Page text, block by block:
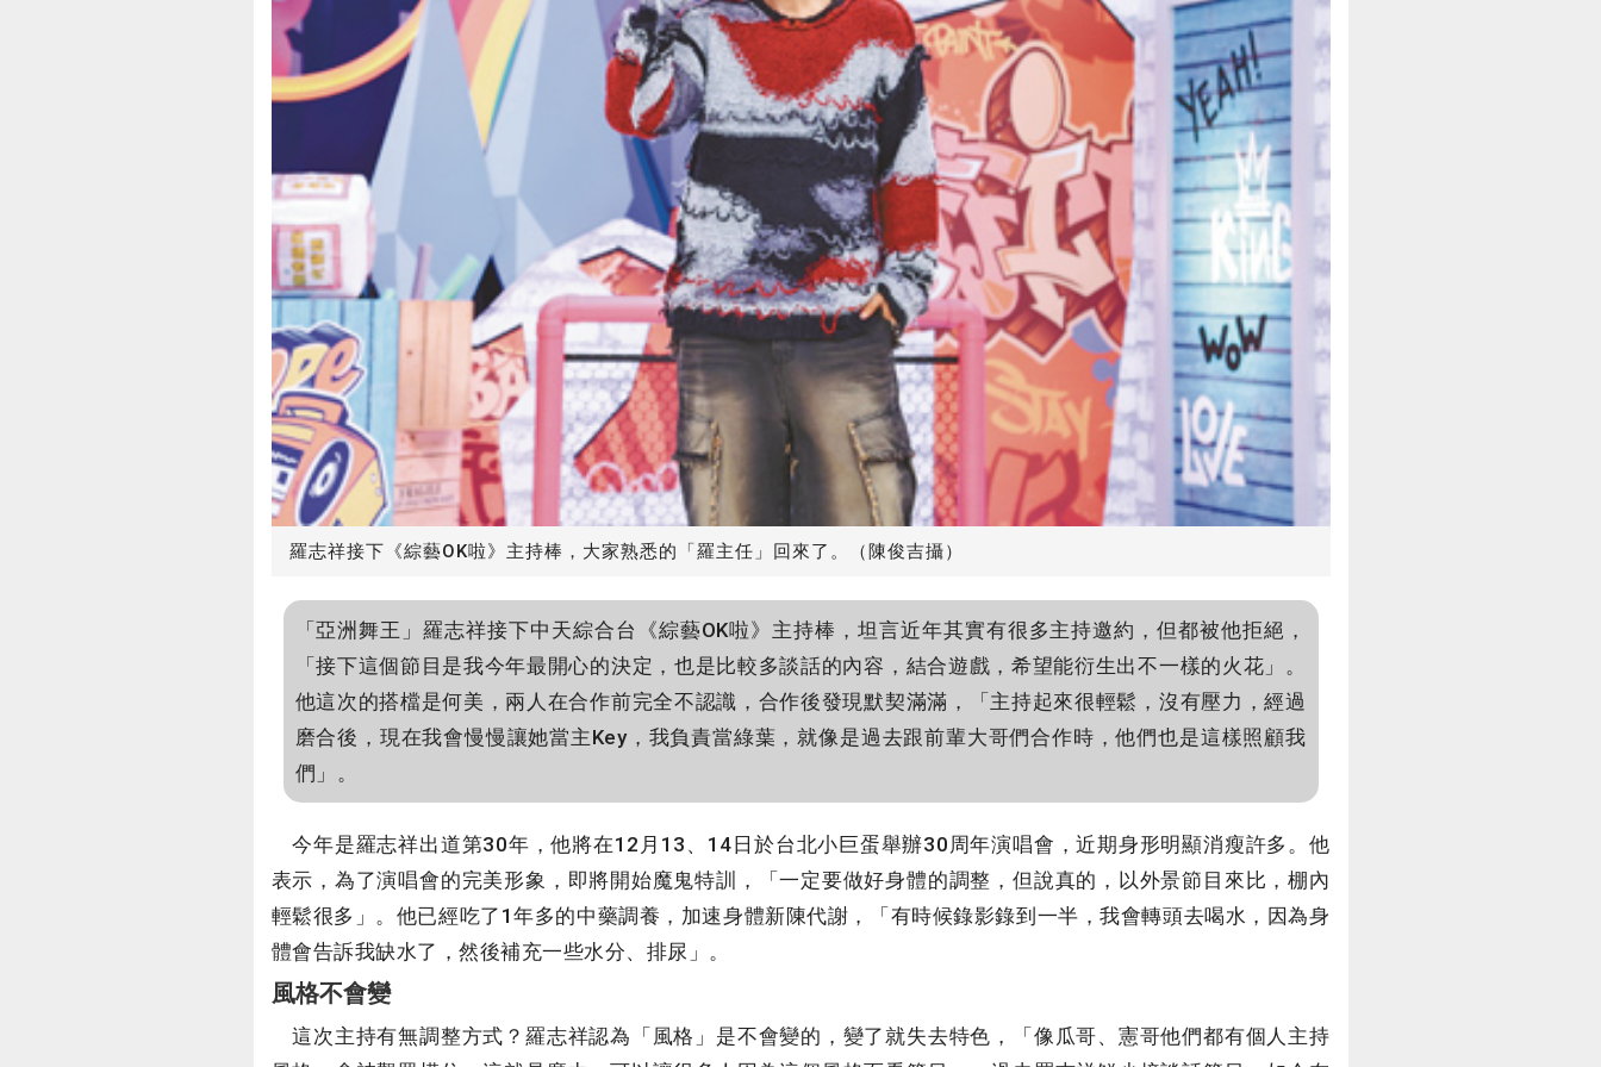
羅志祥接下《綜藝OK啦》主持棒，大家熟悉的「羅主任」回來了。（陳俊吉攝）
「亞洲舞王」羅志祥接下中天綜合台《綜藝OK啦》主持棒，坦言近年其實有很多主持邀約，但都被他拒絕，
「接下這個節目是我今年最開心的決定，也是比較多談話的內容，結合遊戲，希望能衍生出不一樣的火花」。
他這次的搭檔是何美，兩人在合作前完全不認識，合作後發現默契滿滿，「主持起來很輕鬆，沒有壓力，經過
磨合後，現在我會慢慢讓她當主Key，我負責當綠葉，就像是過去跟前輩大哥們合作時，他們也是這樣照顧我
們」。
今年是羅志祥出道第30年，他將在12月13、14日於台北小巨蛋舉辦30周年演唱會，近期身形明顯消瘦許多。他
表示，為了演唱會的完美形象，即將開始魔鬼特訓，「一定要做好身體的調整，但說真的，以外景節目來比，棚內
輕鬆很多」。他已經吃了1年多的中藥調養，加速身體新陳代謝，「有時候錄影錄到一半，我會轉頭去喝水，因為身
體會告訴我缺水了，然後補充一些水分、排尿」。
風格不會變
這次主持有無調整方式？羅志祥認為「風格」是不會變的，變了就失去特色，「像瓜哥、憲哥他們都有個人主持